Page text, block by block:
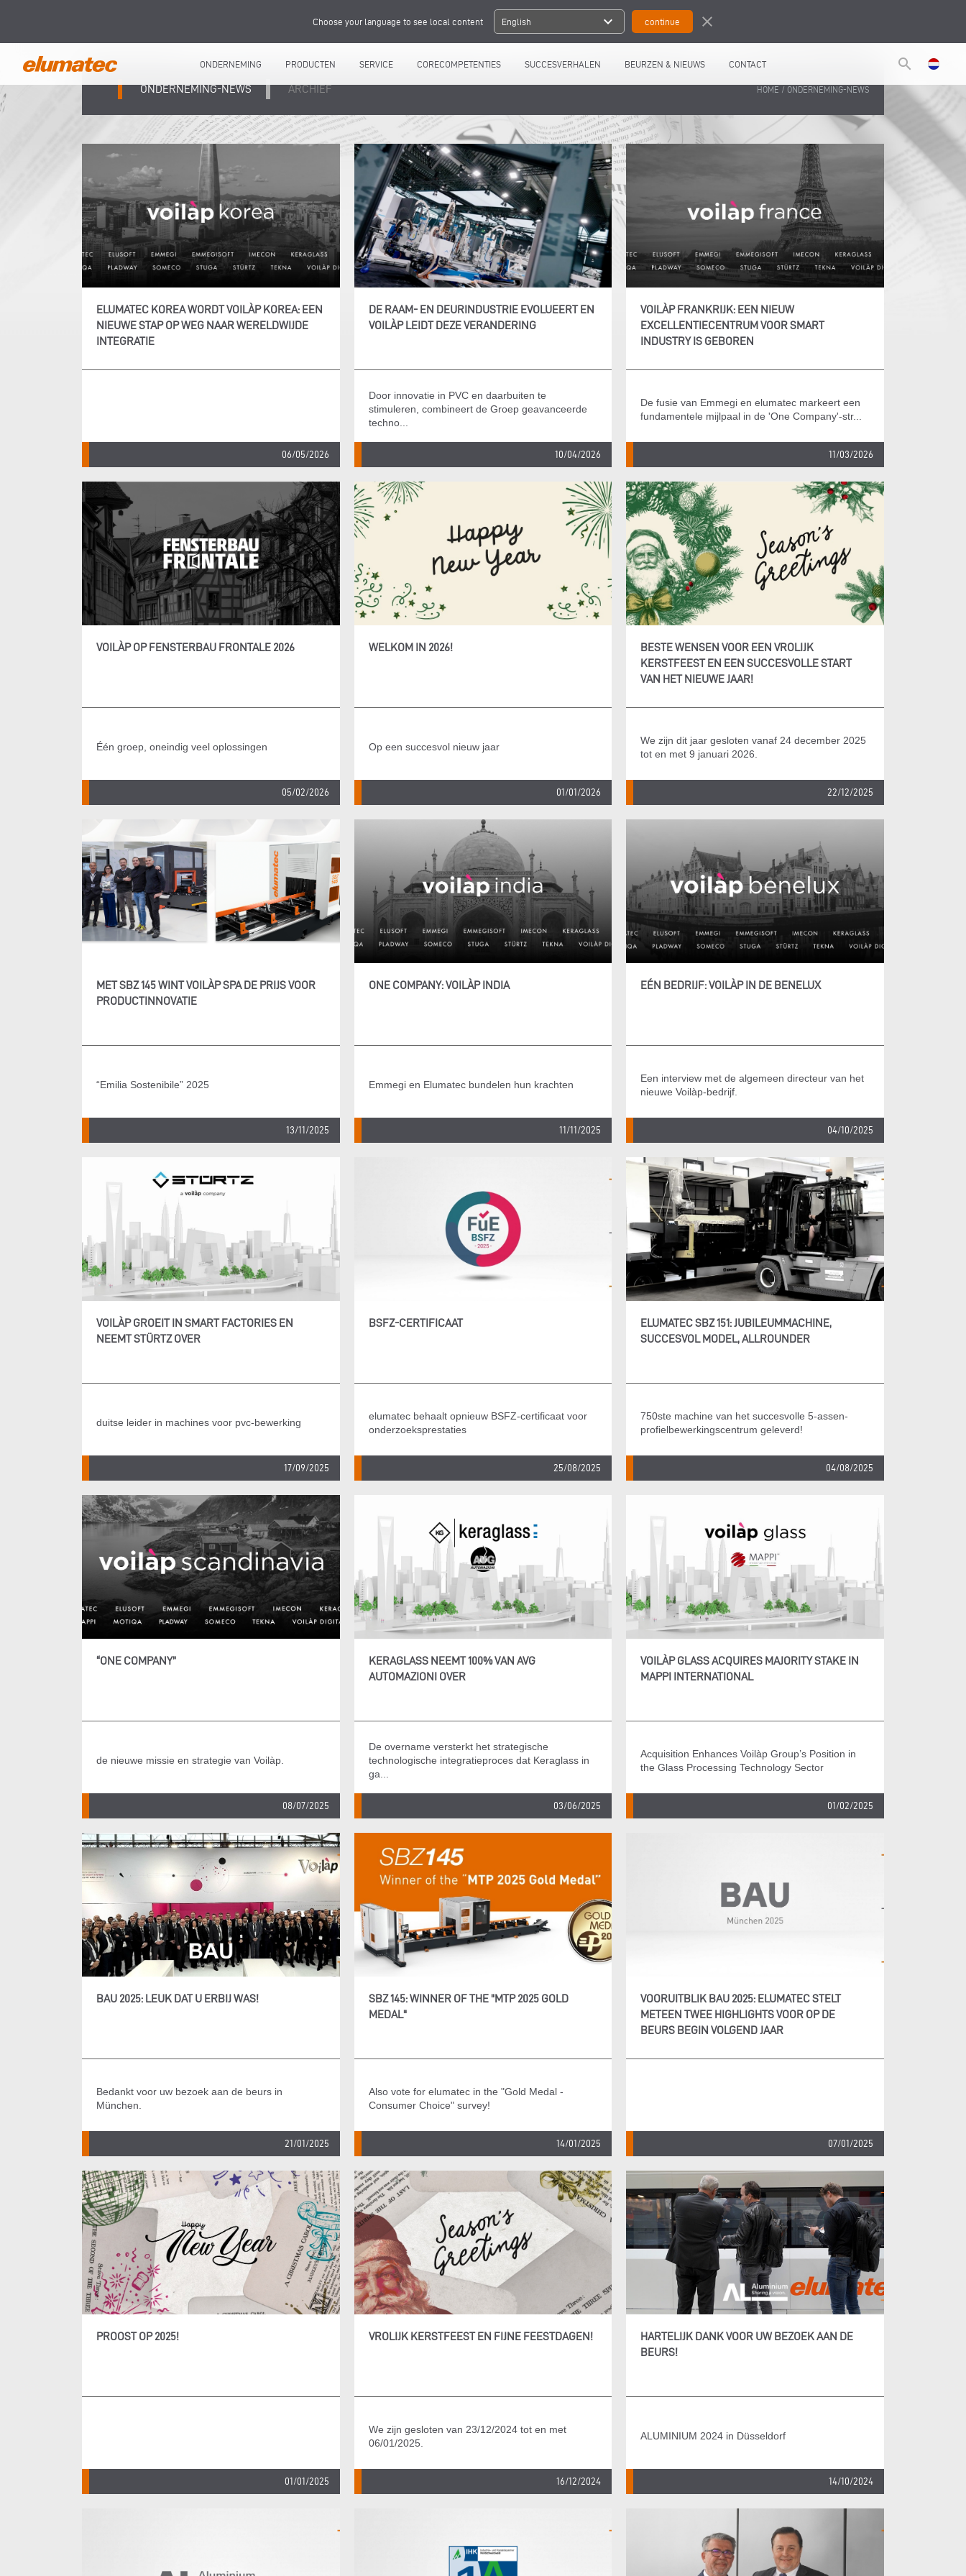
Choose your language to see local content English expand_more close
ONDERNEMING PRODUCTEN SERVICE CORECOMPETENTIES SUCCESVERHALEN BEURZEN & NIEUWS CONTACT search
ONDERNEMING-NEWS ARCHIEF HOME / ONDERNEMING-NEWS
ELUMATEC KOREA WORDT VOILÀP KOREA: EEN
NIEUWE STAP OP WEG NAAR WERELDWIJDE
INTEGRATIE
06/05/2026
DE RAAM- EN DEURINDUSTRIE EVOLUEERT EN
VOILÀP LEIDT DEZE VERANDERING
Door innovatie in PVC en daarbuiten te
stimuleren, combineert de Groep geavanceerde
techno...
10/04/2026
VOILÀP FRANKRIJK: EEN NIEUW
EXCELLENTIECENTRUM VOOR SMART
INDUSTRY IS GEBOREN
De fusie van Emmegi en elumatec markeert een
fundamentele mijlpaal in de 'One Company'-str...
11/03/2026
VOILÀP OP FENSTERBAU FRONTALE 2026
Één groep, oneindig veel oplossingen
05/02/2026
WELKOM IN 2026!
Op een succesvol nieuw jaar
01/01/2026
BESTE WENSEN VOOR EEN VROLIJK
KERSTFEEST EN EEN SUCCESVOLLE START
VAN HET NIEUWE JAAR!
We zijn dit jaar gesloten vanaf 24 december 2025
tot en met 9 januari 2026.
22/12/2025
MET SBZ 145 WINT VOILÀP SPA DE PRIJS VOOR
PRODUCTINNOVATIE
“Emilia Sostenibile” 2025
13/11/2025
ONE COMPANY: VOILÀP INDIA
Emmegi en Elumatec bundelen hun krachten
11/11/2025
EÉN BEDRIJF: VOILÀP IN DE BENELUX
Een interview met de algemeen directeur van het
nieuwe Voilàp-bedrijf.
04/10/2025
VOILÀP GROEIT IN SMART FACTORIES EN
NEEMT STÜRTZ OVER
duitse leider in machines voor pvc-bewerking
17/09/2025
BSFZ-CERTIFICAAT
elumatec behaalt opnieuw BSFZ-certificaat voor
onderzoeksprestaties
25/08/2025
ELUMATEC SBZ 151: JUBILEUMMACHINE,
SUCCESVOL MODEL, ALLROUNDER
750ste machine van het succesvolle 5-assen-
profielbewerkingscentrum geleverd!
04/08/2025
“ONE COMPANY”
de nieuwe missie en strategie van Voilàp.
08/07/2025
KERAGLASS NEEMT 100% VAN AVG
AUTOMAZIONI OVER
De overname versterkt het strategische
technologische integratieproces dat Keraglass in
ga...
03/06/2025
VOILÀP GLASS ACQUIRES MAJORITY STAKE IN
MAPPI INTERNATIONAL
Acquisition Enhances Voilàp Group’s Position in
the Glass Processing Technology Sector
01/02/2025
BAU 2025: LEUK DAT U ERBIJ WAS!
Bedankt voor uw bezoek aan de beurs in
München.
21/01/2025
SBZ 145: WINNER OF THE "MTP 2025 GOLD
MEDAL"
Also vote for elumatec in the "Gold Medal -
Consumer Choice" survey!
14/01/2025
VOORUITBLIK BAU 2025: ELUMATEC STELT
METEEN TWEE HIGHLIGHTS VOOR OP DE
BEURS BEGIN VOLGEND JAAR
07/01/2025
PROOST OP 2025!
01/01/2025
VROLIJK KERSTFEEST EN FIJNE FEESTDAGEN!
We zijn gesloten van 23/12/2024 tot en met
06/01/2025.
16/12/2024
HARTELIJK DANK VOOR UW BEZOEK AAN DE
BEURS!
ALUMINIUM 2024 in Düsseldorf
14/10/2024